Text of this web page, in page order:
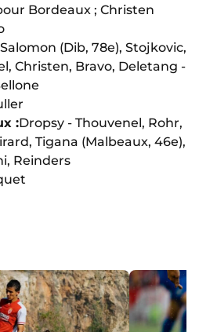
Bordeaux ; Christen
(Dib, 78e), Stojkovic,
Christen, Bravo, Deletang -
:Dropsy - Thouvenel, Rohr,
Tigana (Malbeaux, 46e),
Reinders